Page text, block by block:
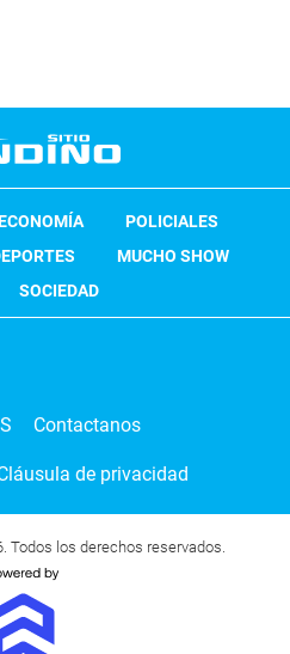
POLICIALES
MUCHO SHOW
SOCIEDAD
Contactanos
de privacidad
Todos los derechos reservados.